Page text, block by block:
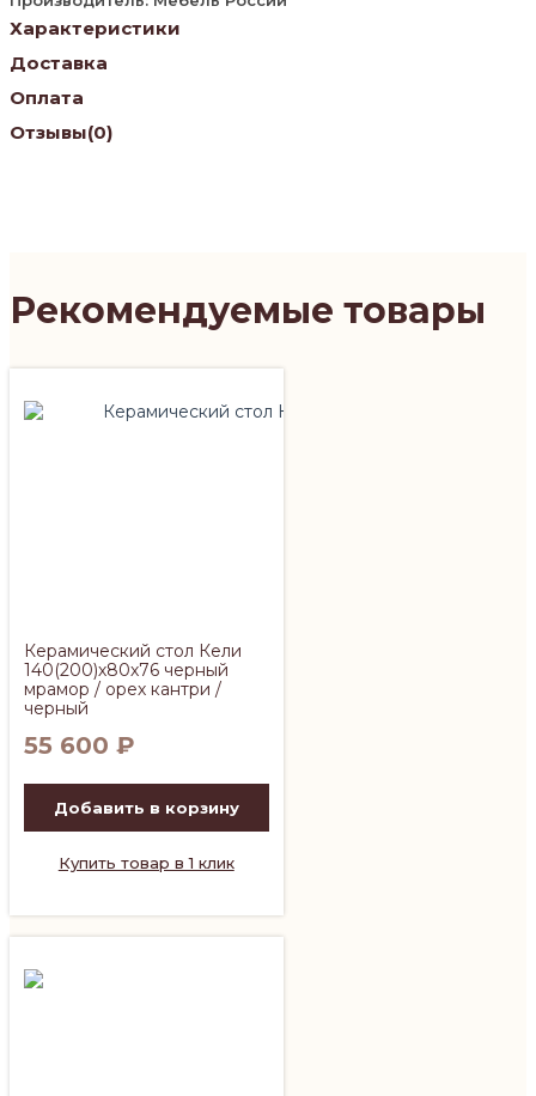
Характеристики
Доставка
Оплата
Отзывы(0)
Рекомендуемые товары
Керамический стол Кели
140(200)х80х76 черный
мрамор / орех кантри /
черный
55 600 ₽
Добавить в корзину
Купить товар в 1 клик